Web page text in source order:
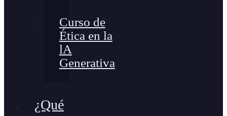
Curso de
Ética en la
lA
Generativa
¿Qué